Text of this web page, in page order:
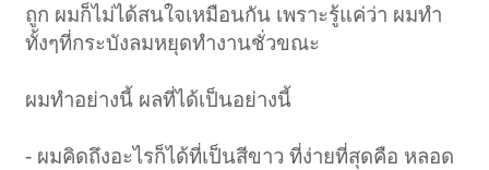
ถูก ผมก็ไม่ได้สนใจเหมือนกัน เพราะรู้แค่ว่า ผมทำ
ทั้งๆที่กระบังลมหยุดทำงานชั่วขณะ
ผมทำอย่างนี้ ผลที่ได้เป็นอย่างนี้
- ผมคิดถึงอะไรก็ได้ที่เป็นสีขาว ที่ง่ายที่สุดคือ หลอด